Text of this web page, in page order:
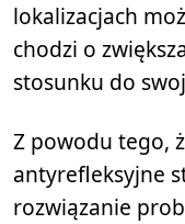
lokalizacjach
chodzi o
stosunku do
Z powodu tego,
antyrefleksyjne
rozwiązanie